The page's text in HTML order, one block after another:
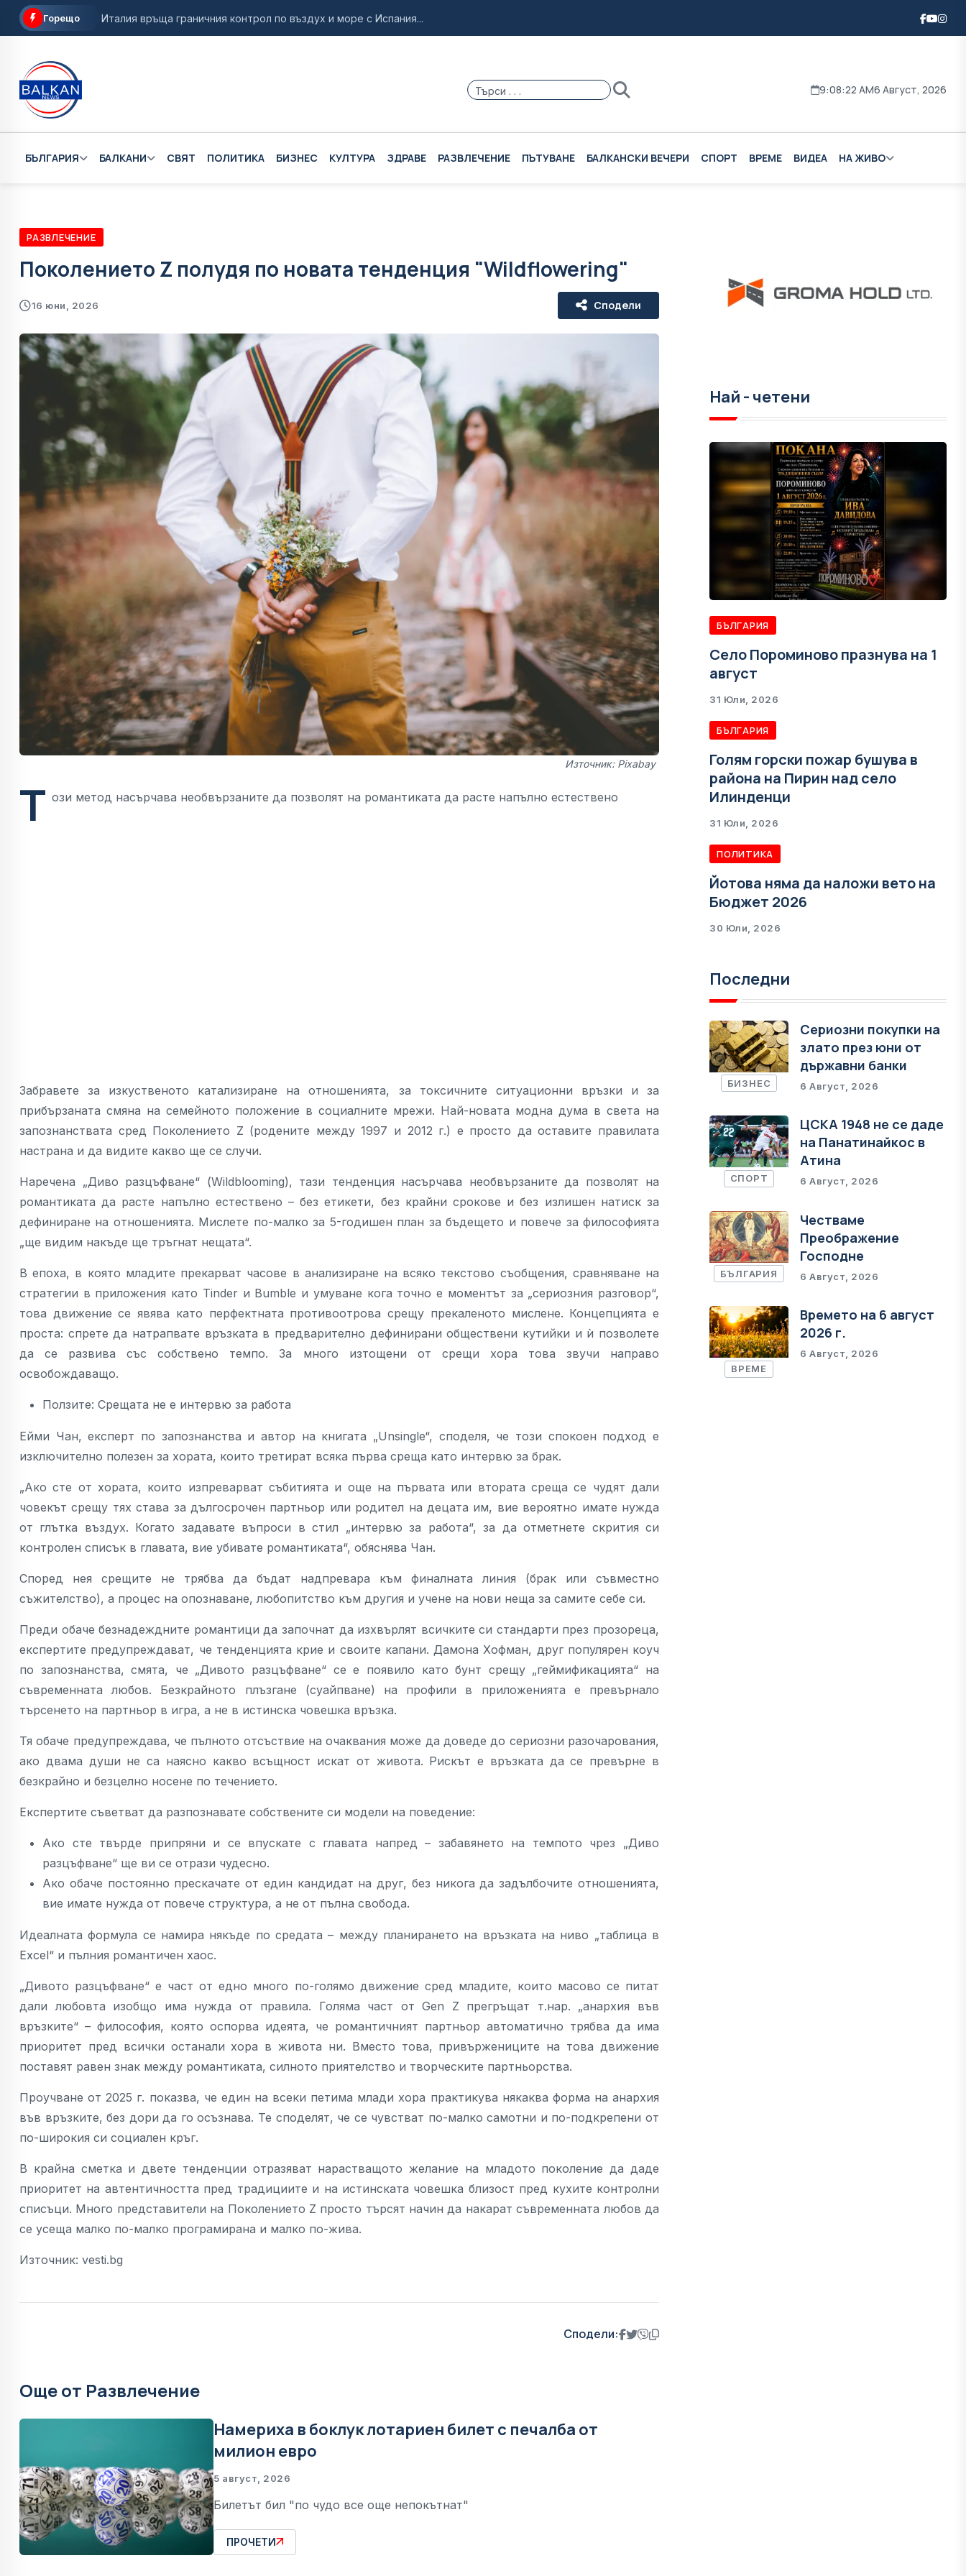
Горещо Италия връща граничния контрол по въздух и море с Испания...
Село Мирково влиза в "Одисея" на Кристофър Нолан...
9:08:23 AM6 Август, 2026
БЪЛГАРИЯ БАЛКАНИ СВЯТ ПОЛИТИКА БИЗНЕС КУЛТУРА ЗДРАВЕ РАЗВЛЕЧЕНИЕ ПЪТУВАНЕ БАЛКАНСКИ ВЕЧЕРИ СПОРТ ВРЕМЕ ВИДЕА НА ЖИВО
РАЗВЛЕЧЕНИЕ
Поколението Z полудя по новата тенденция "Wildflowering"
16 юни, 2026 Сподели
Източник: Pixabay
T ози метод насърчава необвързаните да позволят на романтиката да расте напълно естествено
Забравете за изкуственото катализиране на отношенията, за токсичните ситуационни връзки и за
прибързаната смяна на семейното положение в социалните мрежи. Най-новата модна дума в света на
запознанствата сред Поколението Z (родените между 1997 и 2012 г.) е просто да оставите правилата
настрана и да видите какво ще се случи.
Наречена „Диво разцъфване“ (Wildblooming), тази тенденция насърчава необвързаните да позволят на
романтиката да расте напълно естествено – без етикети, без крайни срокове и без излишен натиск за
дефиниране на отношенията. Мислете по-малко за 5-годишен план за бъдещето и повече за философията
„ще видим накъде ще тръгнат нещата“.
В епоха, в която младите прекарват часове в анализиране на всяко текстово съобщения, сравняване на
стратегии в приложения като Tinder и Bumble и умуване кога точно е моментът за „сериозния разговор“,
това движение се явява като перфектната противоотрова срещу прекаленото мислене. Концепцията е
проста: спрете да натрапвате връзката в предварително дефинирани обществени кутийки и ѝ позволете
да се развива със собствено темпо. За много изтощени от срещи хора това звучи направо
освобождаващо.
Ползите: Срещата не е интервю за работа
Ейми Чан, експерт по запознанства и автор на книгата „Unsingle“, споделя, че този спокоен подход е
изключително полезен за хората, които третират всяка първа среща като интервю за брак.
„Ако сте от хората, които изпреварват събитията и още на първата или втората среща се чудят дали
човекът срещу тях става за дългосрочен партньор или родител на децата им, вие вероятно имате нужда
от глътка въздух. Когато задавате въпроси в стил „интервю за работа“, за да отметнете скрития си
контролен списък в главата, вие убивате романтиката“, обяснява Чан.
Според нея срещите не трябва да бъдат надпревара към финалната линия (брак или съвместно
съжителство), а процес на опознаване, любопитство към другия и учене на нови неща за самите себе си.
Преди обаче безнадеждните романтици да започнат да изхвърлят всичките си стандарти през прозореца,
експертите предупреждават, че тенденцията крие и своите капани. Дамона Хофман, друг популярен коуч
по запознанства, смята, че „Дивото разцъфване“ се е появило като бунт срещу „геймификацията“ на
съвременната любов. Безкрайното плъзгане (суайпване) на профили в приложенията е превърнало
търсенето на партньор в игра, а не в истинска човешка връзка.
Тя обаче предупреждава, че пълното отсъствие на очаквания може да доведе до сериозни разочарования,
ако двама души не са наясно какво всъщност искат от живота. Рискът е връзката да се превърне в
безкрайно и безцелно носене по течението.
Експертите съветват да разпознавате собствените си модели на поведение:
Ако сте твърде припряни и се впускате с главата напред – забавянето на темпото чрез „Диво
разцъфване“ ще ви се отрази чудесно.
Ако обаче постоянно прескачате от един кандидат на друг, без никога да задълбочите отношенията,
вие имате нужда от повече структура, а не от пълна свобода.
Идеалната формула се намира някъде по средата – между планирането на връзката на ниво „таблица в
Excel“ и пълния романтичен хаос.
„Дивото разцъфване“ е част от едно много по-голямо движение сред младите, които масово се питат
дали любовта изобщо има нужда от правила. Голяма част от Gen Z прегръщат т.нар. „анархия във
връзките“ – философия, която оспорва идеята, че романтичният партньор автоматично трябва да има
приоритет пред всички останали хора в живота ни. Вместо това, привържениците на това движение
поставят равен знак между романтиката, силното приятелство и творческите партньорства.
Проучване от 2025 г. показва, че един на всеки петима млади хора практикува някаква форма на анархия
във връзките, без дори да го осъзнава. Те споделят, че се чувстват по-малко самотни и по-подкрепени от
по-широкия си социален кръг.
В крайна сметка и двете тенденции отразяват нарастващото желание на младото поколение да даде
приоритет на автентичността пред традициите и на истинската човешка близост пред кухите контролни
списъци. Много представители на Поколението Z просто търсят начин да накарат съвременната любов да
се усеща малко по-малко програмирана и малко по-жива.
Източник: vesti.bg
Сподели:
Още от Развлечение
Намериха в боклук лотариен билет с печалба от
милион евро
5 август, 2026
Билетът бил "по чудо все още непокътнат"
ПРОЧЕТИ
Най - четени
БЪЛГАРИЯ
Село Пороминово празнува на 1
август
31 Юли, 2026
БЪЛГАРИЯ
Голям горски пожар бушува в
района на Пирин над село
Илинденци
31 Юли, 2026
ПОЛИТИКА
Йотова няма да наложи вето на
Бюджет 2026
30 Юли, 2026
Последни
БИЗНЕС
Сериозни покупки на
злато през юни от
държавни банки
6 Август, 2026
СПОРТ
ЦСКА 1948 не се даде
на Панатинайкос в
Атина
6 Август, 2026
БЪЛГАРИЯ
Честваме
Преображение
Господне
6 Август, 2026
ВРЕМЕ
Времето на 6 август
2026 г.
6 Август, 2026